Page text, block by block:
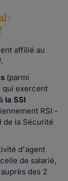
:
affilié au
.
(parmi
qui exercent
la SSI
RSI -
de la Sécurité
d'agent
de salarié,
des 2